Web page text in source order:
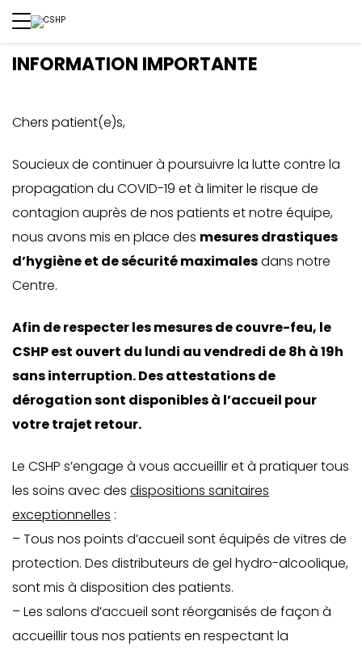
INFORMATION IMPORTANTE
Chers patient(e)s,
Soucieux de continuer à poursuivre la lutte contre la
propagation du COVID-19 et à limiter le risque de
contagion auprès de nos patients et notre équipe,
nous avons mis en place des mesures drastiques
d’hygiène et de sécurité maximalesdans notre
Centre.
Afin de respecter les mesures de couvre-feu, le
CSHP est ouvert du lundi au vendredi de 8h à 19h
sans interruption. Des attestations de
dérogation sont disponibles à l’accueil pour
votre trajet retour.
Le CSHP s’engage à vous accueillir et à pratiquer tous
les soins avec des dispositions sanitaires
exceptionnelles :
– Tous nos points d’accueil sont équipés de vitres de
protection. Des distributeurs de gel hydro-alcoolique,
sont mis à disposition des patients.
– Les salons d’accueil sont réorganisés de façon à
accueillir tous nos patients en respectant la